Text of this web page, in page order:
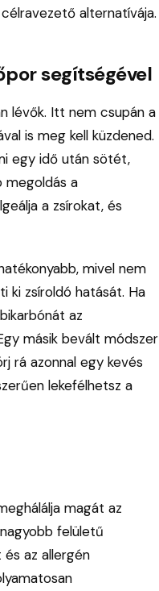
alternatívája.
segítségével
lévők. Itt nem csupán a
is meg kell küzdened.
egy idő után sötét,
megoldás a
a zsírokat, és
mivel nem
ki zsíroldó hatását. Ha
az
másik bevált módszer
rá azonnal egy kevés
lekefélhetsz a
magát az
felületű
az allergén